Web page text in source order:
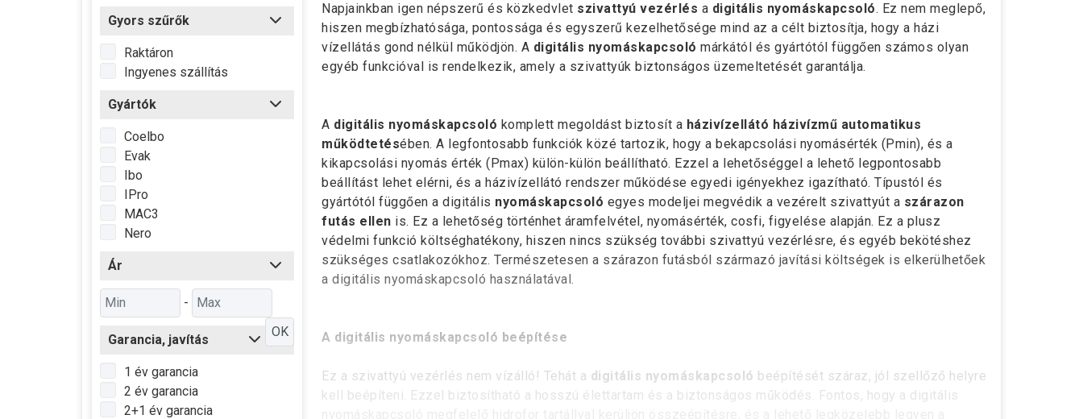
Gyors szűrők
Raktáron
Ingyenes szállítás
Gyártók
Coelbo
Evak
Ibo
IPro
MAC3
Nero
Ár
-
OK
Garancia, javítás
1 év garancia
2 év garancia
2+1 év garancia
Napjainkban igen népszerű és közkedvlet szivattyú vezérlés a digitális nyomáskapcsoló. Ez nem meglepő,
hiszen megbízhatósága, pontossága és egyszerű kezelhetősége mind az a célt biztosítja, hogy a házi
vízellátás gond nélkül működjön. A digitális nyomáskapcsoló márkától és gyártótól függően számos olyan
egyéb funkcióval is rendelkezik, amely a szivattyúk biztonságos üzemeltetését garantálja.
A digitális nyomáskapcsoló komplett megoldást biztosít a házivízellátó házivízmű automatikus
működtetésében. A legfontosabb funkciók közé tartozik, hogy a bekapcsolási nyomásérték (Pmin), és a
kikapcsolási nyomás érték (Pmax) külön-külön beállítható. Ezzel a lehetőséggel a lehető legpontosabb
beállítást lehet elérni, és a házivízellátó rendszer működése egyedi igényekhez igazítható. Típustól és
gyártótól függően a digitális nyomáskapcsoló egyes modeljei megvédik a vezérelt szivattyút a szárazon
futás ellen is. Ez a lehetőség történhet áramfelvétel, nyomásérték, cosfi, figyelése alapján. Ez a plusz
védelmi funkció költséghatékony, hiszen nincs szükség további szivattyú vezérlésre, és egyéb bekötéshez
szükséges csatlakozókhoz. Természetesen a szárazon futásból származó javítási költségek is elkerülhetőek
a digitális nyomáskapcsoló használatával.
A digitális nyomáskapcsoló beépítése
Ez a szivattyú vezérlés nem vízálló! Tehát a digitális nyomáskapcsoló beépítését száraz, jól szellőző helyre
kell beépíteni. Ezzel biztosítható a hosszú élettartam és a biztonságos működés. Fontos, hogy a digitális